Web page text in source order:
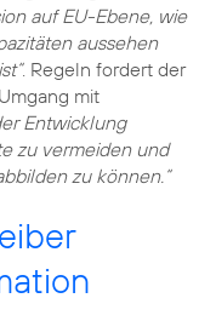
auf EU-Ebene, wie
aussehen
. Regeln fordert der
mit
Entwicklung
zu vermeiden und
zu können.“